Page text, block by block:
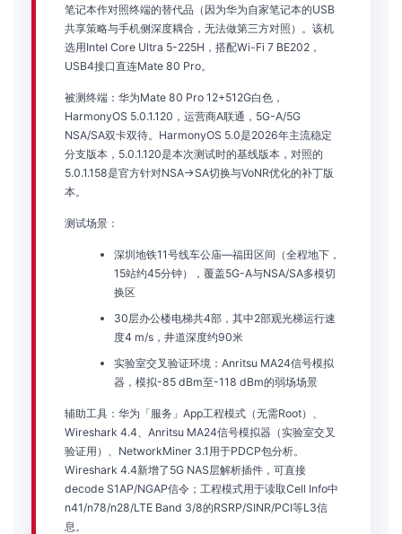
笔记本作对照终端的替代品（因为华为自家笔记本的USB
共享策略与手机侧深度耦合，无法做第三方对照）。该机
选用Intel Core Ultra 5-225H，搭配Wi-Fi 7 BE202，
USB4接口直连Mate 80 Pro。
被测终端：华为Mate 80 Pro 12+512G白色，
HarmonyOS 5.0.1.120，运营商A联通，5G-A/5G
NSA/SA双卡双待。HarmonyOS 5.0是2026年主流稳定
分支版本，5.0.1.120是本次测试时的基线版本，对照的
5.0.1.158是官方针对NSA→SA切换与VoNR优化的补丁版
本。
测试场景：
深圳地铁11号线车公庙—福田区间（全程地下，
15站约45分钟），覆盖5G-A与NSA/SA多模切
换区
30层办公楼电梯共4部，其中2部观光梯运行速
度4 m/s，井道深度约90米
实验室交叉验证环境：Anritsu MA24信号模拟
器，模拟-85 dBm至-118 dBm的弱场场景
辅助工具：华为「服务」App工程模式（无需Root）、
Wireshark 4.4、Anritsu MA24信号模拟器（实验室交叉
验证用）、NetworkMiner 3.1用于PDCP包分析。
Wireshark 4.4新增了5G NAS层解析插件，可直接
decode S1AP/NGAP信令；工程模式用于读取Cell Info中
n41/n78/n28/LTE Band 3/8的RSRP/SINR/PCI等L3信
息。